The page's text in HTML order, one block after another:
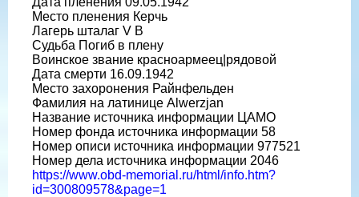
Место пленения Керчь
Лагерь шталаг V B
Судьба Погиб в плену
Воинское звание красноармеец|рядовой
Дата смерти 16.09.1942
Место захоронения Райнфельден
Фамилия на латинице Alwerzjan
Название источника информации ЦАМО
Номер фонда источника информации 58
Номер описи источника информации 977521
Номер дела источника информации 2046
https://www.obd-memorial.ru/html/info.htm?
id=300809578&page=1